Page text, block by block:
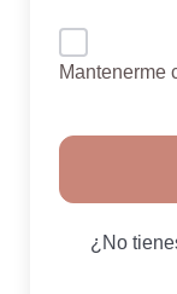
Mantenerme
¿No